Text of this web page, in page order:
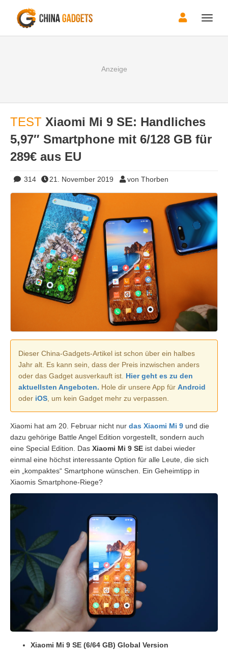
Toggle
TEST Xiaomi Mi 9 SE: Handliches
5,97″ Smartphone mit 6/128 GB für
289€ aus EU
314 21. November 2019 von Thorben
Dieser China-Gadgets-Artikel ist schon über ein halbes
Jahr alt. Es kann sein, dass der Preis inzwischen anders
oder das Gadget ausverkauft ist. Hier geht es zu den
aktuellsten Angeboten. Hole dir unsere App für Android
oder iOS , um kein Gadget mehr zu verpassen.
Xiaomi hat am 20. Februar nicht nur das Xiaomi Mi 9 und die
dazu gehörige Battle Angel Edition vorgestellt, sondern auch
eine Special Edition. Das Xiaomi Mi 9 SE ist dabei wieder
einmal eine höchst interessante Option für alle Leute, die sich
ein „kompaktes“ Smartphone wünschen. Ein Geheimtipp in
Xiaomis Smartphone-Riege?
Xiaomi Mi 9 SE (6/64 GB) Global Version